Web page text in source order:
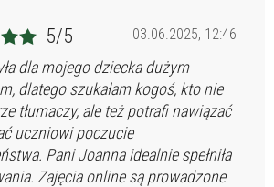
03.06.2025, 12:46
5/5
dla mojego dziecka dużym
dlatego szukałam kogoś, kto nie
tłumaczy, ale też potrafi nawiązać
uczniowi poczucie
Pani Joanna idealnie spełniła
Zajęcia online są prowadzone